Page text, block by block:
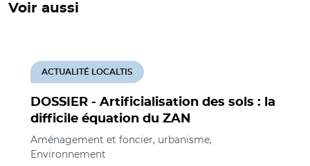
Voir aussi
DOSSIER - Artificialisation des sols : la
difficile équation du ZAN
ACTUALITÉ LOCALTIS
Aménagement et foncier, urbanisme,
Environnement